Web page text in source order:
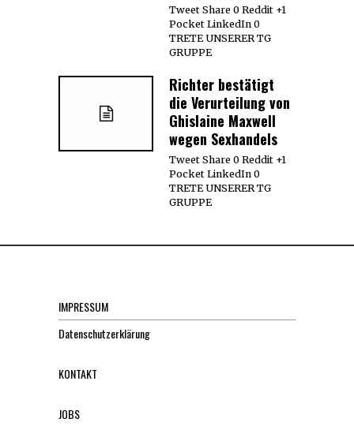
Tweet Share 0 Reddit +1
Pocket LinkedIn 0
TRETE UNSERER TG
GRUPPE
Richter bestätigt
die Verurteilung von
Ghislaine Maxwell
wegen Sexhandels
Tweet Share 0 Reddit +1
Pocket LinkedIn 0
TRETE UNSERER TG
GRUPPE
IMPRESSUM
Datenschutzerklärung
KONTAKT
JOBS